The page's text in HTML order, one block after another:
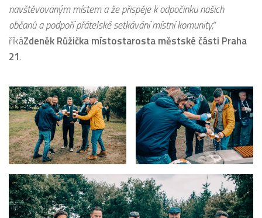
navštěvovaným místem a že přispěje k odpočinku našich
občanů a podpoří přátelské setkávání místní komunity,“
říkáZdeněk Růžička místostarosta městské části Praha
21.